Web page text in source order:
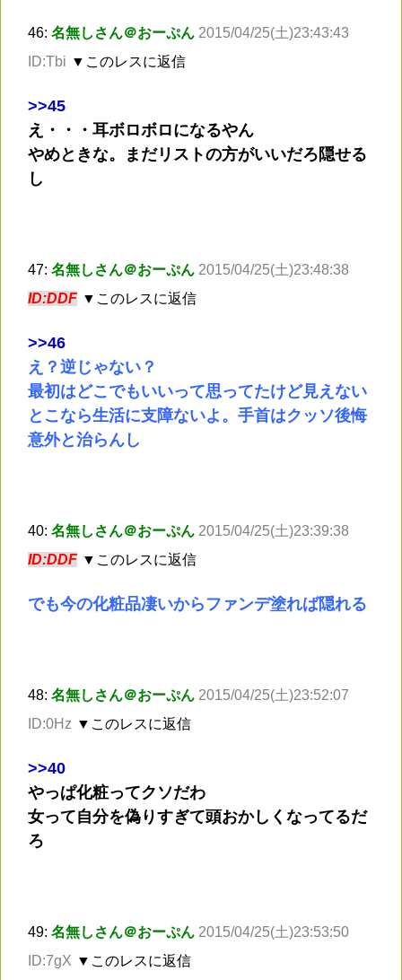
46: 名無しさん＠おーぷん 2015/04/25(土)23:43:43
ID:Tbi ▼このレスに返信
>>45
え・・・耳ボロボロになるやん
やめときな。まだリストの方がいいだろ隠せる
し
47: 名無しさん＠おーぷん 2015/04/25(土)23:48:38
ID:DDF ▼このレスに返信
>>46
え？逆じゃない？
最初はどこでもいいって思ってたけど見えない
とこなら生活に支障ないよ。手首はクッソ後悔
意外と治らんし
40: 名無しさん＠おーぷん 2015/04/25(土)23:39:38
ID:DDF ▼このレスに返信
でも今の化粧品凄いからファンデ塗れば隠れる
48: 名無しさん＠おーぷん 2015/04/25(土)23:52:07
ID:0Hz ▼このレスに返信
>>40
やっぱ化粧ってクソだわ
女って自分を偽りすぎて頭おかしくなってるだ
ろ
49: 名無しさん＠おーぷん 2015/04/25(土)23:53:50
ID:7gX ▼このレスに返信